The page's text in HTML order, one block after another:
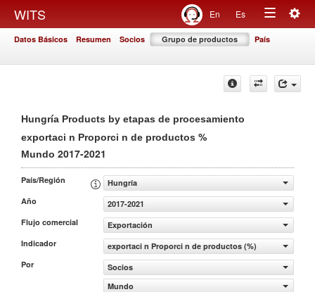
WITS En Es
Toggle
Datos Básicos Resumen Socios Grupo de productos País
Hungría Products by etapas de procesamiento
exportaci n Proporci n de productos %
Mundo 2017-2021
País/Región
Hungría
Año
2017-2021
Flujo comercial
Exportación
Indicador
exportaci n Proporci n de productos (%)
Por
Socios
Mundo